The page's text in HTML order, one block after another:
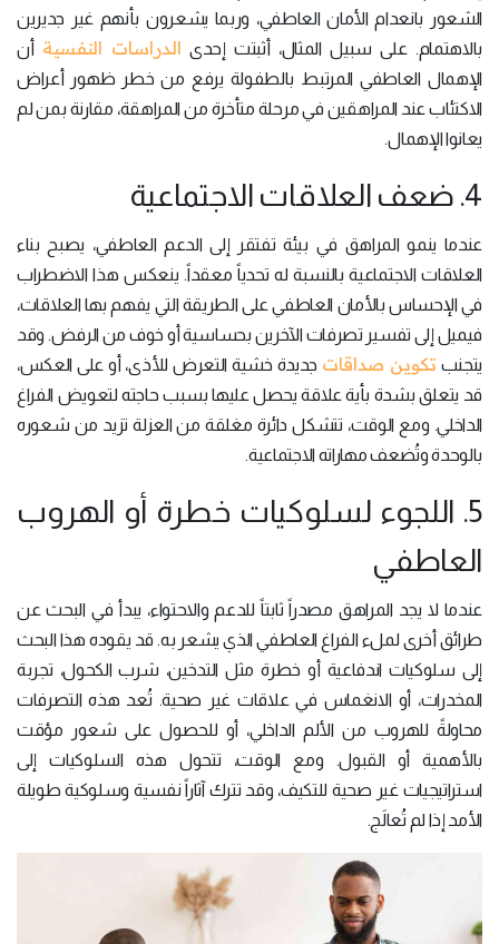
الشعور بانعدام الأمان العاطفي، وربما يشعرون بأنهم غير جديرين
بالاهتمام. على سبيل المثال، أثبتت إحدى الدراسات النفسية أن
الإهمال العاطفي المرتبط بالطفولة يرفع من خطر ظهور أعراض
الاكتئاب عند المراهقين في مرحلة متأخرة من المراهقة، مقارنة بمن لم
يعانوا الإهمال.
4. ضعف العلاقات الاجتماعية
عندما ينمو المراهق في بيئة تفتقر إلى الدعم العاطفي، يصبح بناء
العلاقات الاجتماعية بالنسبة له تحدياً معقداً. ينعكس هذا الاضطراب
في الإحساس بالأمان العاطفي على الطريقة التي يفهم بها العلاقات،
فيميل إلى تفسير تصرفات الآخرين بحساسية أو خوف من الرفض. وقد
يتجنب تكوين صداقات جديدة خشية التعرض للأذى، أو على العكس،
قد يتعلق بشدة بأية علاقة يحصل عليها بسبب حاجته لتعويض الفراغ
الداخلي. ومع الوقت، تتشكل دائرة مغلقة من العزلة تزيد من شعوره
بالوحدة وتُضعف مهاراته الاجتماعية.
5. اللجوء لسلوكيات خطرة أو الهروب
العاطفي
عندما لا يجد المراهق مصدراً ثابتاً للدعم والاحتواء، يبدأ في البحث عن
طرائق أخرى لملء الفراغ العاطفي الذي يشعر به. قد يقوده هذا البحث
إلى سلوكيات اندفاعية أو خطرة مثل التدخين، شرب الكحول، تجربة
المخدرات، أو الانغماس في علاقات غير صحية. تُعد هذه التصرفات
محاولةً للهروب من الألم الداخلي، أو للحصول على شعور مؤقت
بالأهمية أو القبول. ومع الوقت، تتحول هذه السلوكيات إلى
استراتيجيات غير صحية للتكيف، وقد تترك آثاراً نفسية وسلوكية طويلة
الأمد إذا لم تُعالَج.